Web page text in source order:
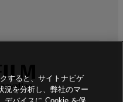
すると、サイトナビゲ
況を分析し、弊社のマー